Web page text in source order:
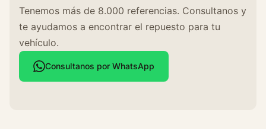
Tenemos más de 8.000 referencias. Consultanos y
te ayudamos a encontrar el repuesto para tu
vehículo.
Consultanos por WhatsApp